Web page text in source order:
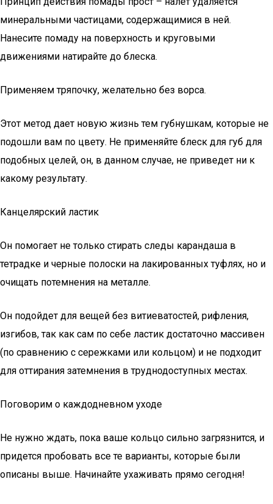
минеральными частицами, содержащимися в ней.
Нанесите помаду на поверхность и круговыми
движениями натирайте до блеска.
Применяем тряпочку, желательно без ворса.
Этот метод дает новую жизнь тем губнушкам, которые не
подошли вам по цвету. Не применяйте блеск для губ для
подобных целей, он, в данном случае, не приведет ни к
какому результату.
Канцелярский ластик
Он помогает не только стирать следы карандаша в
тетрадке и черные полоски на лакированных туфлях, но и
очищать потемнения на металле.
Он подойдет для вещей без витиеватостей, рифления,
изгибов, так как сам по себе ластик достаточно массивен
(по сравнению с сережками или кольцом) и не подходит
для оттирания затемнения в труднодоступных местах.
Поговорим о каждодневном уходе
Не нужно ждать, пока ваше кольцо сильно загрязнится, и
придется пробовать все те варианты, которые были
описаны выше. Начинайте ухаживать прямо сегодня!